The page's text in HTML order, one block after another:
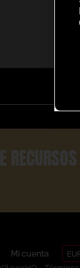
Mi cuenta